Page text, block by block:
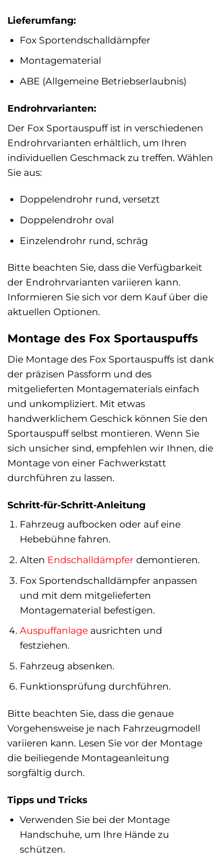
Lieferumfang:
Fox Sportendschalldämpfer
Montagematerial
ABE (Allgemeine Betriebserlaubnis)
Endrohrvarianten:
Der Fox Sportauspuff ist in verschiedenen
Endrohrvarianten erhältlich, um Ihren
individuellen Geschmack zu treffen. Wählen
Sie aus:
Doppelendrohr rund, versetzt
Doppelendrohr oval
Einzelendrohr rund, schräg
Bitte beachten Sie, dass die Verfügbarkeit
der Endrohrvarianten variieren kann.
Informieren Sie sich vor dem Kauf über die
aktuellen Optionen.
Montage des Fox Sportauspuffs
Die Montage des Fox Sportauspuffs ist dank
der präzisen Passform und des
mitgelieferten Montagematerials einfach
und unkompliziert. Mit etwas
handwerklichem Geschick können Sie den
Sportauspuff selbst montieren. Wenn Sie
sich unsicher sind, empfehlen wir Ihnen, die
Montage von einer Fachwerkstatt
durchführen zu lassen.
Schritt-für-Schritt-Anleitung
Fahrzeug aufbocken oder auf eine
Hebebühne fahren.
Alten Endschalldämpfer demontieren.
Fox Sportendschalldämpfer anpassen
und mit dem mitgelieferten
Montagematerial befestigen.
Auspuffanlageausrichten und
festziehen.
Fahrzeug absenken.
Funktionsprüfung durchführen.
Bitte beachten Sie, dass die genaue
Vorgehensweise je nach Fahrzeugmodell
variieren kann. Lesen Sie vor der Montage
die beiliegende Montageanleitung
sorgfältig durch.
Tipps und Tricks
Verwenden Sie bei der Montage
Handschuhe, um Ihre Hände zu
schützen.